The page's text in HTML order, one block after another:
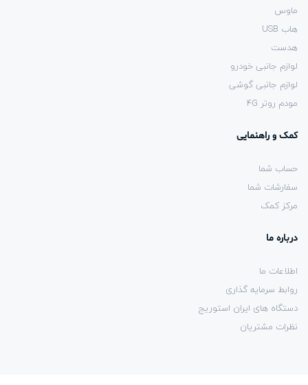
ماوس
هاب USB
هدست
لوازم جانبی خودرو
لوازم جانبی گوشی
مودم روتر 4G
کمک و راهنمایی
حساب شما
سفارشات شما
مرکز کمک
درباره ما
اطلاعات ما
روابط سرمایه گذاری
دستگاه های ایران استوریج
نظرات مشتریان